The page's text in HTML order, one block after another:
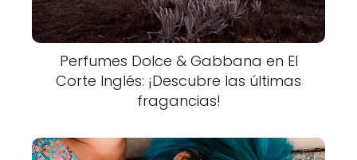
Perfumes Dolce & Gabbana en El
Corte Inglés: ¡Descubre las últimas
fragancias!